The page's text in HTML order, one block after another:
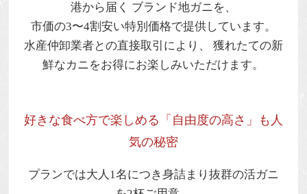
港から届く ブランド地ガニを、
市価の3〜4割安い特別価格で提供しています。
水産仲卸業者との直接取引により、 獲れたての新
鮮なカニをお得にお楽しみいただけます。
好きな食べ方で楽しめる「自由度の高さ」も人
気の秘密
プランでは大人1名につき身詰まり抜群の活ガニ